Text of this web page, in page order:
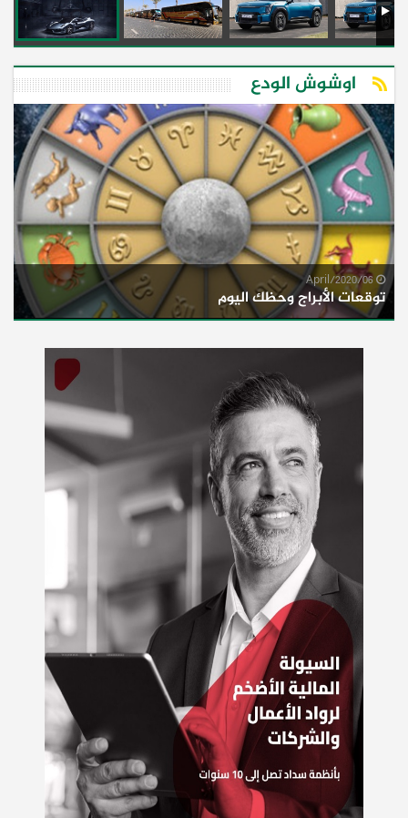
اوشوش الودع
توقعات الأبراج وحظك اليوم